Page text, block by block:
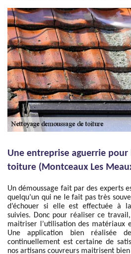
Une entreprise aguerrie pour
toiture (Montceaux Les
Un démoussage fait par des experts
quelqu’un qui ne le fait pas très
d’échouer si elle est effectuée à
suivies. Donc pour réaliser ce
maitriser l’utilisation des matériaux
Une application bien réalisée
continuellement est certaine de
nos artisans couvreurs maitrisent